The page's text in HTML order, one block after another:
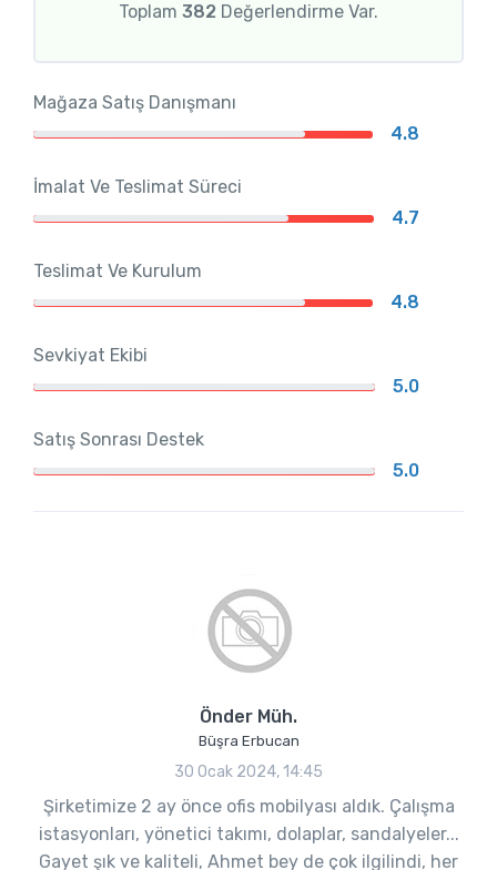
Toplam 382 Değerlendirme Var.
Mağaza Satış Danışmanı
4.8
İmalat Ve Teslimat Süreci
4.7
Teslimat Ve Kurulum
4.8
Sevkiyat Ekibi
5.0
Satış Sonrası Destek
5.0
Önder Müh.
Büşra Erbucan
30 Ocak 2024, 14:45
Şirketimize 2 ay önce ofis mobilyası aldık. Çalışma
istasyonları, yönetici takımı, dolaplar, sandalyeler...
Gayet şık ve kaliteli, Ahmet bey de çok ilgilindi, her